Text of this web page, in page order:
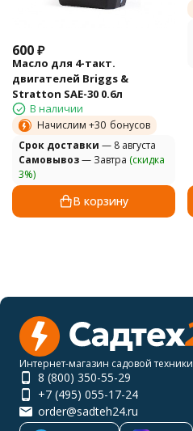
600₽
Масло для 4-такт.
двигателей Briggs &
Stratton SAE-30 0.6л
В наличии
Начислим +30 бонусов
Cрок доставки — 8 августа
Самовывоз— Завтра (скидка
3%)
В корзину
Интернет-магазин садовой техники
8 (800) 350-55-29
+7 (495) 055-17-24
order@sadteh24.ru